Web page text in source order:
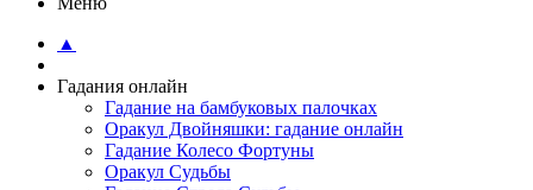
▲
Гадания онлайн
Гадание на бамбуковых палочках
Оракул Двойняшки: гадание онлайн
Гадание Колесо Фортуны
Оракул Судьбы